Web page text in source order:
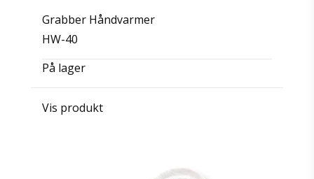
Grabber Håndvarmer
HW-40
På lager
Vis produkt